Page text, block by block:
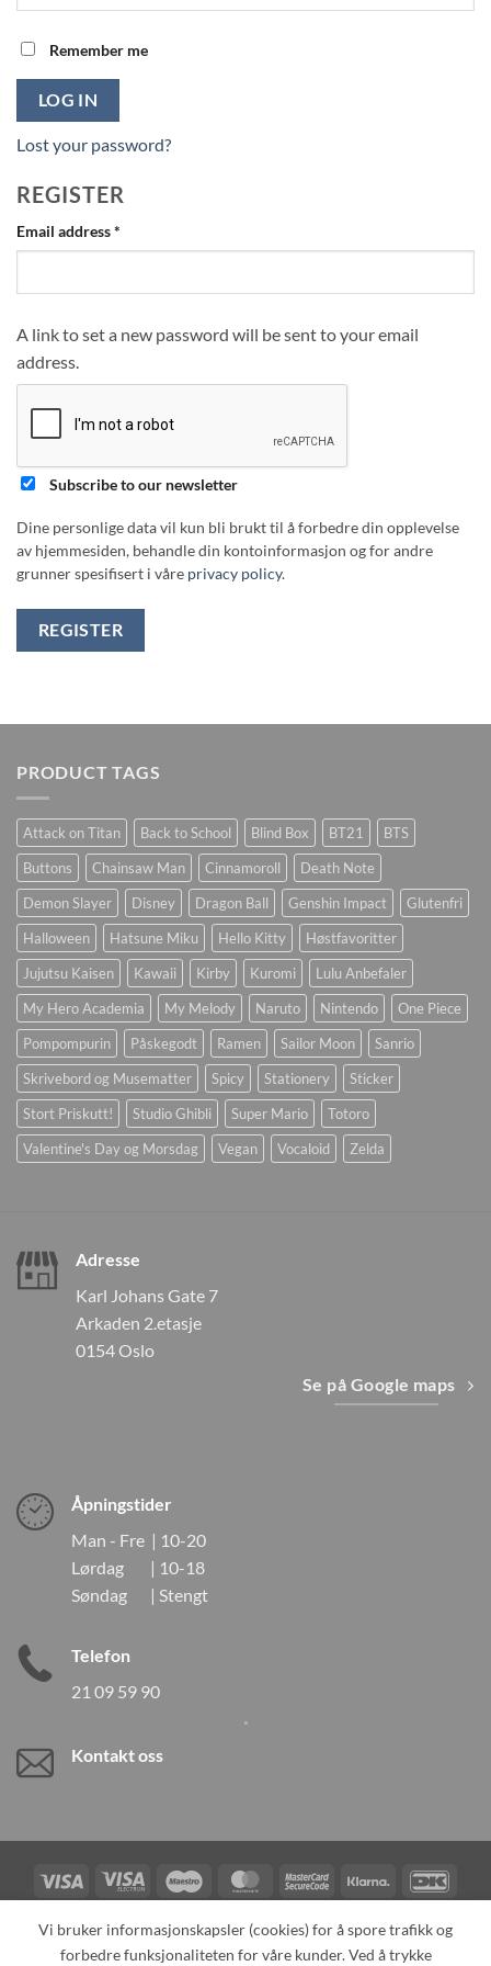
Remember me
LOG IN
Lost your password?
REGISTER
Email address*
A link to set a new password will be sent to your email
address.
Subscribe to our newsletter
Dine personlige data vil kun bli brukt til å forbedre din opplevelse
av hjemmesiden, behandle din kontoinformasjon og for andre
grunner spesifisert i våre privacy policy.
REGISTER
PRODUCT TAGS
Attack on Titan Back to School Blind Box BT21
BTS
Buttons
Chainsaw Man Cinnamoroll
Death Note
Demon Slayer
Disney Dragon Ball Genshin Impact
Glutenfri
Halloween
Hatsune Miku Hello Kitty
Høstfavoritter
Jujutsu Kaisen
Kawaii Kirby Kuromi
Lulu Anbefaler
My Hero Academia
My Melody Naruto Nintendo
One Piece
Pompompurin
Påskegodt Ramen Sailor Moon
Sanrio
Skrivebord og Musematter
Spicy Stationery
Sticker
Stort Priskutt!
Studio Ghibli Super Mario
Totoro
Valentine's Day og Morsdag
Vegan Vocaloid Zelda
Adresse
Karl Johans Gate 7
Arkaden 2.etasje
0154 Oslo
Se på Google maps
Åpningstider
Man - Fre | 10-20
Lørdag | 10-18
Søndag | Stengt
Telefon
21 09 59 90
Kontakt oss
Visa
Visa
Electron
Maestro MasterCardMasterCard
2
Klarna
Card
TILBAKEKALLINGER KONTAKT OSS OM OSS
Vi bruker informasjonskapsler (cookies) for å spore trafikk og
forbedre funksjonaliteten for våre kunder. Ved å trykke